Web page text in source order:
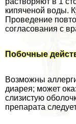
кипяченой воды.
Проведение
согласования с
Побочные
Возможны
диарея; может
слизистую
препарата